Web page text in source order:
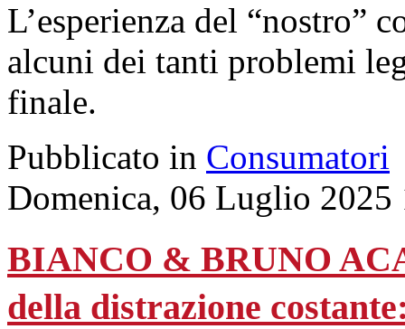
L’esperienza del “nostro”
alcuni dei tanti problemi
finale.
Pubblicato in Consumatori
Domenica, 06 Luglio 2025
BIANCO & BRUNO
della distrazione